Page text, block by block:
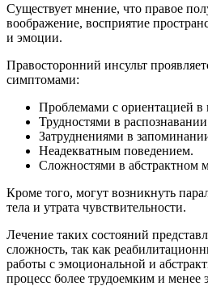
Существует мнение, что правое
воображение, восприятие
и эмоции.
Правосторонний инсульт
симптомами:
Проблемами с ориентацией в
Трудностями в
Затруднениями в
Неадекватным поведением.
Сложностями в абстрактном
Кроме того, могут возникнуть
тела и утрата чувствительности.
Лечение таких состояний
сложность, так как
работы с эмоциональной и
процесс более трудоемким и